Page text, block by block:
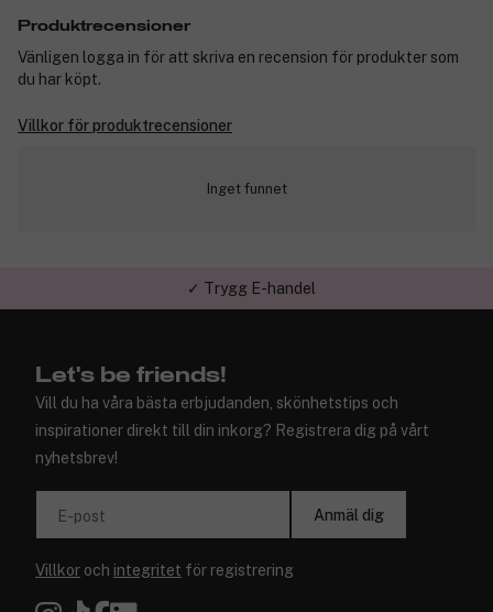
Produktrecensioner
Vänligen logga in för att skriva en recension för produkter som
du har köpt.
Villkor för produktrecensioner
Inget funnet
✓ Trygg E-handel
Let's be friends!
Vill du ha våra bästa erbjudanden, skönhetstips och
inspirationer direkt till din inkorg? Registrera dig på vårt
nyhetsbrev!
E-post Anmäl dig
Villkor och integritet för registrering